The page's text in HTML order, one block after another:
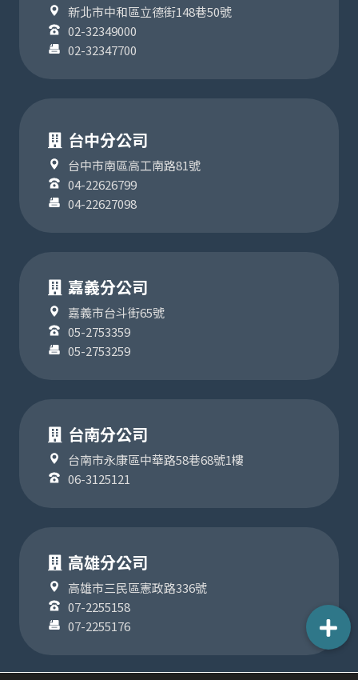
新北市中和區立德街148巷50號
02-32349000
02-32347700
台中分公司
台中市南區高工南路81號
04-22626799
04-22627098
嘉義分公司
嘉義市台斗街65號
05-2753359
05-2753259
台南分公司
台南市永康區中華路58巷68號1樓
06-3125121
高雄分公司
高雄市三民區憲政路336號
07-2255158
07-2255176